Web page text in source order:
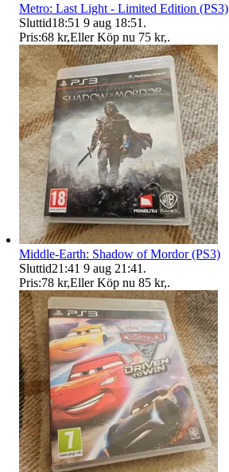
Metro: Last Light - Limited Edition (PS3)
Sluttid18:51 9 aug 18:51 .
Pris:68 kr,Eller Köp nu 75 kr,.
Middle-Earth: Shadow of Mordor (PS3)
Sluttid21:41 9 aug 21:41 .
Pris:78 kr,Eller Köp nu 85 kr,.